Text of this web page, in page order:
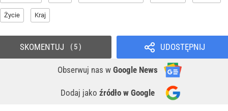
Życie Kraj
UDOSTĘPNIJ
Obserwuj nas w Google News
Dodaj jako źródło w Google
SKOMENTUJ 5